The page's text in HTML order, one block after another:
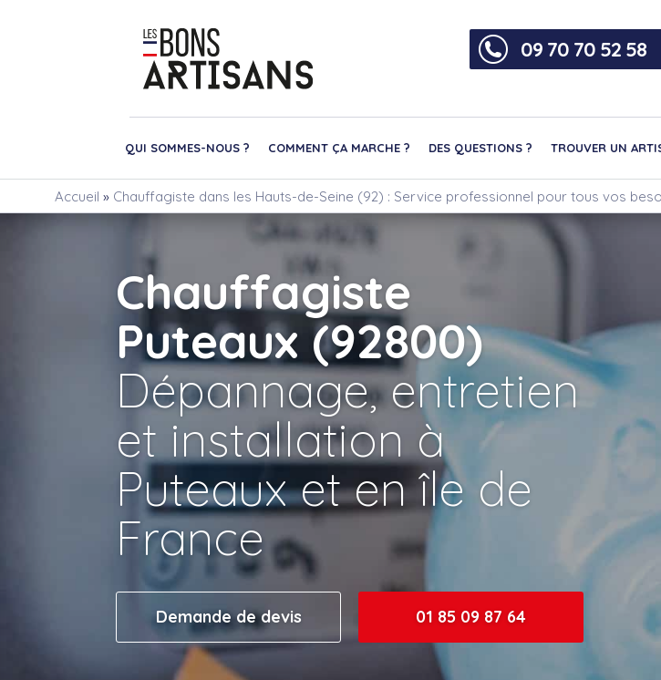
09 70 70 52 58
QUI SOMMES-NOUS ? COMMENT ÇA MARCHE ? DES QUESTIONS ? TROUVER UN
Accueil » Chauffagiste dans les Hauts-de-Seine (92) : Service professionnel pour tous vos
Chauffagiste
Puteaux (92800)
Dépannage, entretien
et installation à
Puteaux et en île de
France
Demande de devis 01 85 09 87 64